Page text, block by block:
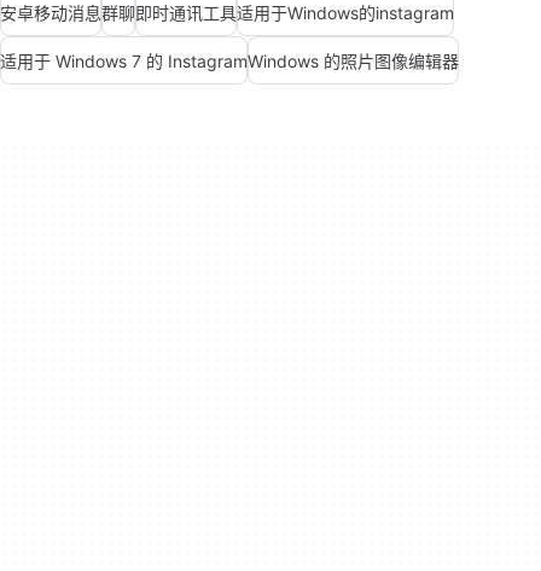
安卓移动消息群聊即时通讯工具适用于Windows的instagram
适用于 Windows 7 的 InstagramWindows 的照片图像编辑器